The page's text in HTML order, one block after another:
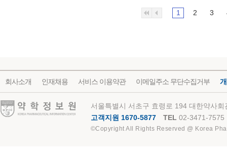
1 2 3
회사소개 인재채용 서비스 이용약관 이메일주소 무단수집거부
약학정보원
서울특별시 서초구 효령로 194 대한약사
고객지원 1670-5877
TEL 02-3471-7575
©Copyright All Rights Reserved @ Korea